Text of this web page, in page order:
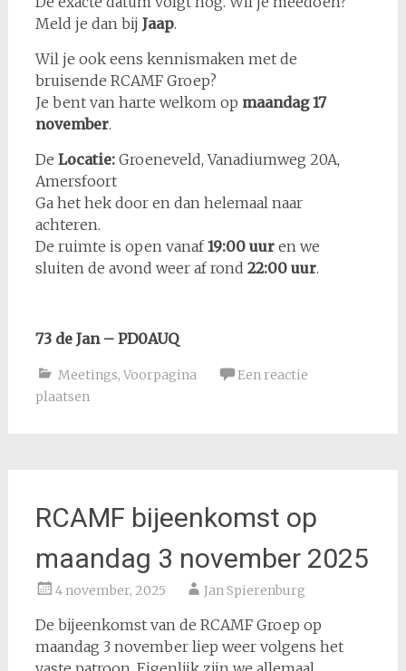
Meld je dan bij Jaap.
Wil je ook eens kennismaken met de
bruisende RCAMF Groep?
Je bent van harte welkom op maandag 17
november.
De Locatie:Groeneveld, Vanadiumweg 20A,
Amersfoort
Ga het hek door en dan helemaal naar
achteren.
De ruimte is open vanaf19:00 uuren we
sluiten de avond weer af rond 22:00 uur.
73 de Jan – PD0AUQ
Meetings, Voorpagina
Een reactie
plaatsen
RCAMF bijeenkomst op
maandag 3 november 2025
4 november, 2025 Jan Spierenburg
De bijeenkomst van de RCAMF Groep op
maandag 3 november liep weer volgens het